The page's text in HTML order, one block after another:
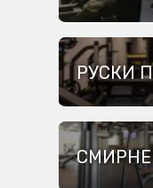
РУСКИ